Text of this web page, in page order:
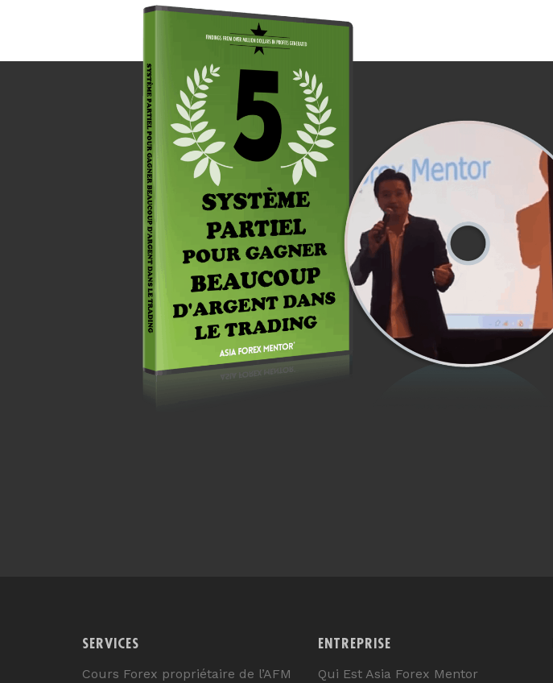
SERVICES
Cours Forex propriétaire de l’AFM
ENTREPRISE
Qui Est Asia Forex Mentor